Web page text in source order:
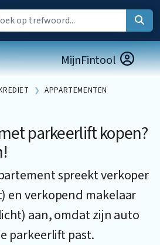
MijnFintool
APPARTEMENTEN
parkeerlift kopen?
spreekt verkoper
en verkopend makelaar
aan, omdat zijn auto
parkeerlift past.